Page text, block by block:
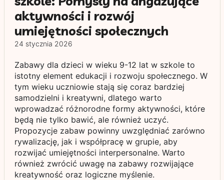
aktywności i rozwój
umiejętności społecznych
24 stycznia 2026
Zabawy dla dzieci w wieku 9-12 lat w szkole to
istotny element edukacji i rozwoju społecznego. W
tym wieku uczniowie stają się coraz bardziej
samodzielni i kreatywni, dlatego warto
wprowadzać różnorodne formy aktywności, które
będą nie tylko bawić, ale również uczyć.
Propozycje zabaw powinny uwzględniać zarówno
rywalizację, jak i współpracę w grupie, aby
rozwijać umiejętności interpersonalne. Warto
również zwrócić uwagę na zabawy rozwijające
kreatywność oraz logiczne myślenie.